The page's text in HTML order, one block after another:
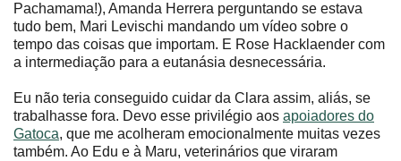
Pachamama!), Amanda Herrera perguntando se estava
tudo bem, Mari Levischi mandando um vídeo sobre o
tempo das coisas que importam. E Rose Hacklaender com
a intermediação para a eutanásia desnecessária.
Eu não teria conseguido cuidar da Clara assim, aliás, se
trabalhasse fora. Devo esse privilégio aos apoiadores do
Gatoca, que me acolheram emocionalmente muitas vezes
também. Ao Edu e à Maru, veterinários que viraram